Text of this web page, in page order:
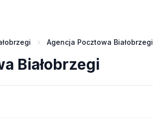
Agencja Pocztowa Białobrzegi
Białobrzegi